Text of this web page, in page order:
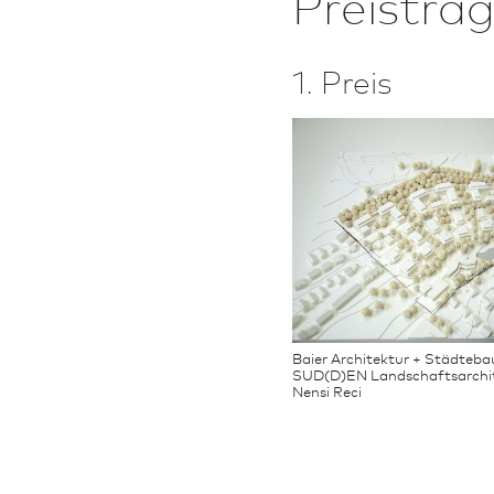
1. Preis
Baier Ar­chi­tek­tur +
SUD(D)EN
Nensi Reci